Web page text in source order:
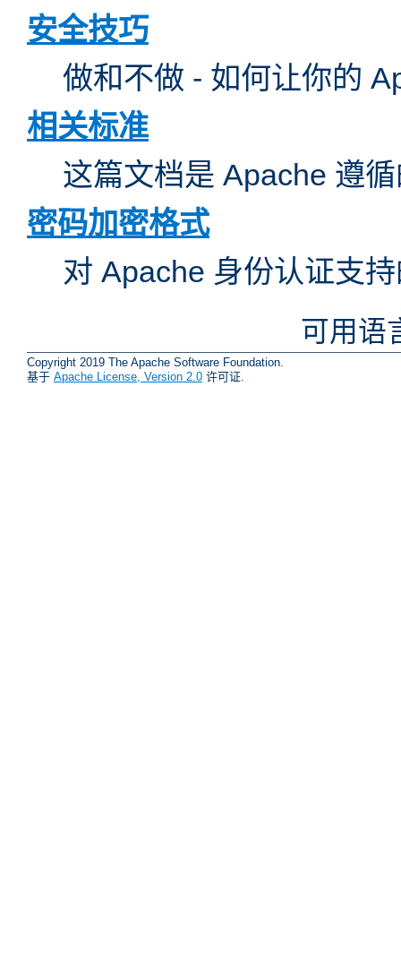
安全技巧
做和不做 - 如何让你的
相关标准
这篇文档是 Apache 遵
密码加密格式
对 Apache 身份认证支
可用语
Copyright 2019 The Apache Software Foundation.
基于 Apache License, Version 2.0 许可证.